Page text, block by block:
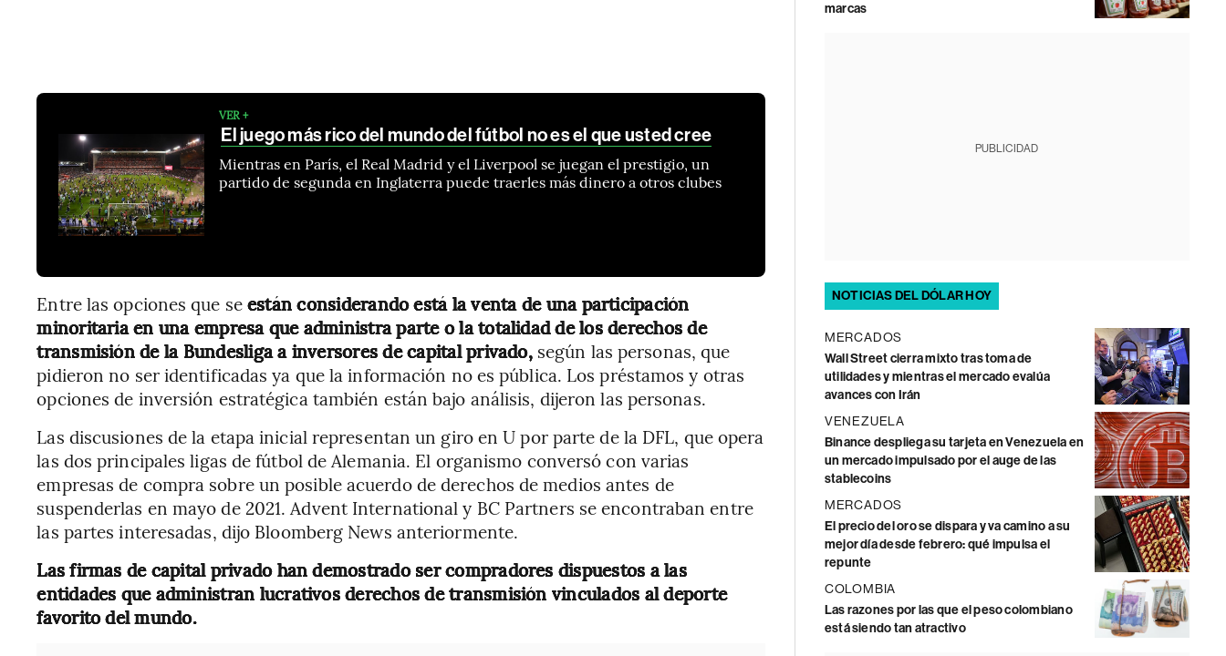
VER +
El juego más rico del mundo del fútbol no es el que usted cree
Mientras en París, el Real Madrid y el Liverpool se juegan el prestigio, un
partido de segunda en Inglaterra puede traerles más dinero a otros clubes
Entre las opciones que seestán considerando está la venta de una participación
minoritaria en una empresa que administra parte o la totalidad de los derechos de
transmisión de la Bundesliga a inversores de capital privado,según las personas, que
pidieron no ser identificadas ya que la información no es pública. Los préstamos y otras
opciones de inversión estratégica también están bajo análisis, dijeron las personas.
Las discusiones de la etapa inicial representan un giro en U por parte de la DFL, que opera
las dos principales ligas de fútbol de Alemania. El organismo conversó con varias
empresas de compra sobre un posible acuerdo de derechos de medios antes de
suspenderlas en mayo de 2021. Advent International y BC Partners se encontraban entre
las partes interesadas, dijo Bloomberg News anteriormente.
Las firmas de capital privado han demostrado ser compradores dispuestos a las
entidades que administran lucrativos derechos de transmisión vinculados al deporte
favorito del mundo.
marcas
PUBLICIDAD
NOTICIAS DEL DÓLAR HOY
MERCADOS
Wall Street cierra mixto tras toma de
utilidades y mientras el mercado evalúa
avances con Irán
VENEZUELA
Binance despliega su tarjeta en Venezuela en
un mercado impulsado por el auge de las
stablecoins
MERCADOS
El precio del oro se dispara y va camino a su
mejor día desde febrero: qué impulsa el
repunte
COLOMBIA
Las razones por las que el peso colombiano
está siendo tan atractivo